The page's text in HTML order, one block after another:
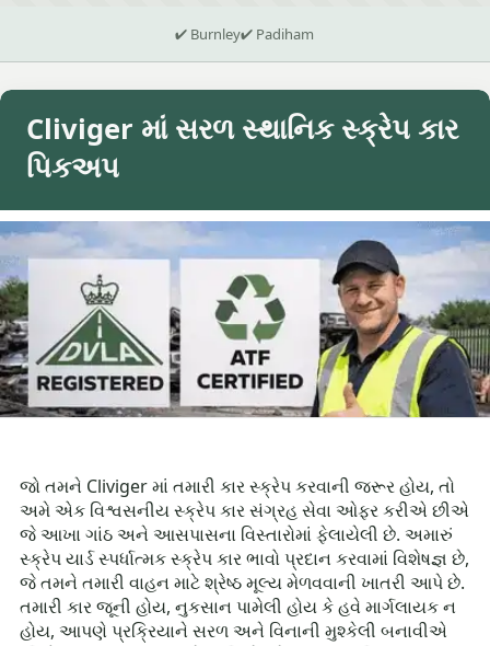
✔ Burnley✔ Padiham
Cliviger માં સરળ સ્થાનિક સ્ક્રેપ કાર
પિકઅપ
જો તમને Cliviger માં તમારી કાર સ્ક્રેપ કરવાની જરૂર હોય, તો
અમે એક વિશ્વસનીય સ્ક્રેપ કાર સંગ્રહ સેવા ઓફર કરીએ છીએ
જે આખા ગાંઠ અને આસપાસના વિસ્તારોમાં ફેલાયેલી છે. અમારું
સ્ક્રેપ યાર્ડ સ્પર્ધાત્મક સ્ક્રેપ કાર ભાવો પ્રદાન કરવામાં વિશેષજ્ઞ છે,
જે તમને તમારી વાહન માટે શ્રેષ્ઠ મૂલ્ય મેળવવાની ખાતરી આપે છે.
તમારી કાર જૂની હોય, નુકસાન પામેલી હોય કે હવે માર્ગલાયક ન
હોય, આપણે પ્રક્રિયાને સરળ અને વિનાની મુશ્કેલી બનાવીએ